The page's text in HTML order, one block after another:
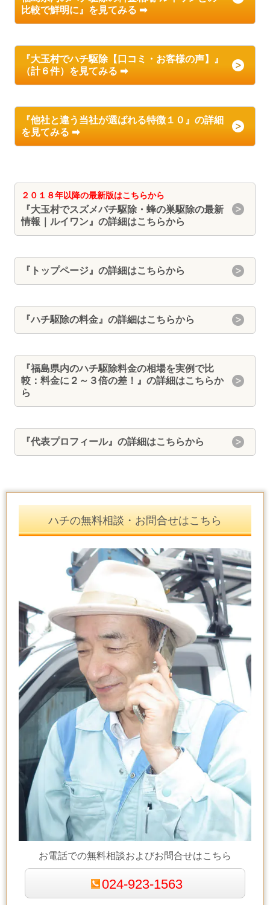
比較で鮮明に』を見てみる ➡
『大玉村でハチ駆除【口コミ・お客様の声】』
（計６件）を見てみる ➡
『他社と違う当社が選ばれる特徴１０』の詳細
を見てみる ➡
２０１８年以降の最新版はこちらから
『大玉村でスズメバチ駆除・蜂の巣駆除の最新
情報｜ルイワン 』の詳細はこちらから
『 トップページ』の詳細はこちらから
『ハチ駆除の料金 』の詳細はこちらから
『福島県内のハチ駆除料金の相場を実例で比
較：料金に２～３倍の差！』の詳細はこちらか
ら
『代表プロフィール』の詳細はこちらから
ハチの無料相談・お問合せはこちら
お電話での無料相談およびお問合せはこちら
024-923-1563